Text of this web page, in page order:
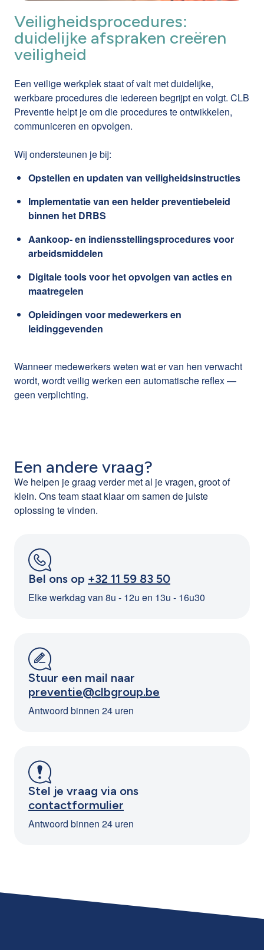
Veiligheidsprocedures:
duidelijke afspraken creëren
veiligheid
Een veilige werkplek staat of valt met duidelijke,
werkbare procedures die iedereen begrijpt en volgt. CLB
Preventie helpt je om die procedures te ontwikkelen,
communiceren en opvolgen.
Wij ondersteunen je bij:
Opstellen en updaten van veiligheidsinstructies
Implementatie van een helder preventiebeleid
binnen het DRBS
Aankoop- en indiensstellingsprocedures voor
arbeidsmiddelen
Digitale tools voor het opvolgen van acties en
maatregelen
Opleidingen voor medewerkers en
leidinggevenden
Wanneer medewerkers weten wat er van hen verwacht
wordt, wordt veilig werken een automatische reflex —
geen verplichting.
Een andere vraag?
We helpen je graag verder met al je vragen, groot of
klein. Ons team staat klaar om samen de juiste
oplossing te vinden.
Bel ons op +32 11 59 83 50
Elke werkdag van 8u - 12u en 13u - 16u30
Stuur een mail naar
preventie@clbgroup.be
Antwoord binnen 24 uren
Stel je vraag via ons
contactformulier
Antwoord binnen 24 uren